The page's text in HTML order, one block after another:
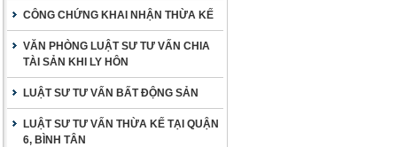
CÔNG CHỨNG KHAI NHẬN THỪA KẾ
VĂN PHÒNG LUẬT SƯ TƯ VẤN CHIA
TÀI SẢN KHI LY HÔN
LUẬT SƯ TƯ VẤN BẤT ĐỘNG SẢN
LUẬT SƯ TƯ VẤN THỪA KẾ TẠI QUẬN
6, BÌNH TÂN